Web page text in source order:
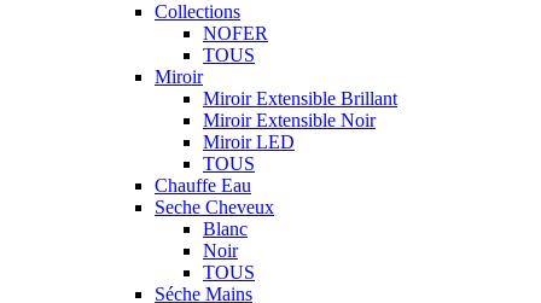
Collections
NOFER
TOUS
Miroir
Miroir Extensible Brillant
Miroir Extensible Noir
Miroir LED
TOUS
Chauffe Eau
Seche Cheveux
Blanc
Noir
TOUS
Séche Mains